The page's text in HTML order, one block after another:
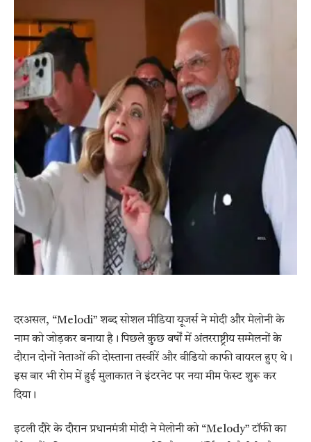
दरअसल, “Melodi” शब्द सोशल मीडिया यूजर्स ने मोदी और मेलोनी के
नाम को जोड़कर बनाया है। पिछले कुछ वर्षों में अंतरराष्ट्रीय सम्मेलनों के
दौरान दोनों नेताओं की दोस्ताना तस्वीरें और वीडियो काफी वायरल हुए थे।
इस बार भी रोम में हुई मुलाकात ने इंटरनेट पर नया मीम फेस्ट शुरू कर
दिया।
इटली दौरे के दौरान प्रधानमंत्री मोदी ने मेलोनी को “Melody” टॉफी का